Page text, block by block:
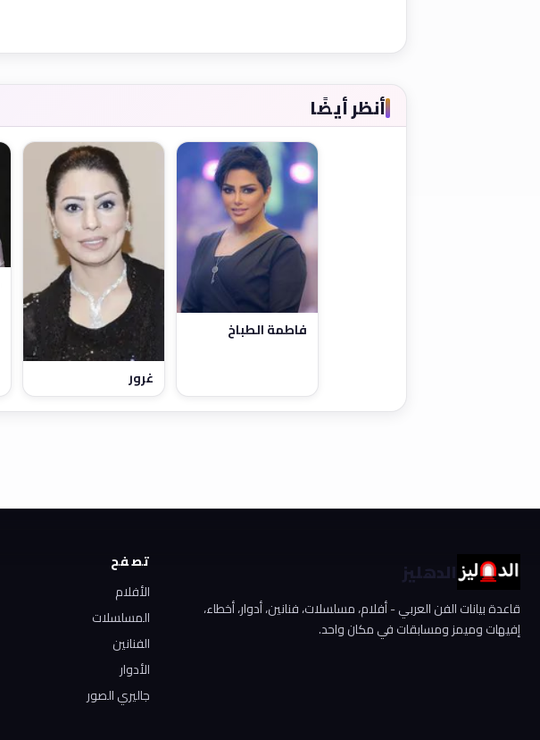
أنظر أيضًا
فاطمة الطباخ
غرور
الدهليز
قاعدة بيانات الفن العربي - أفلام، مسلسلات، فنانين، أدوار، أخطاء،
إفيهات وميمز ومسابقات في مكان واحد.
تصفح
الأفلام
المسلسلات
الفنانين
الأدوار
جاليري الصور